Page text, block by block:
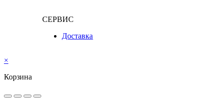
СЕРВИС
Доставка
×
Корзина